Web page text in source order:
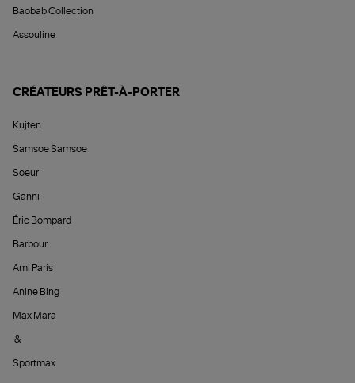
Baobab Collection
Assouline
CRÉATEURS PRÊT-À-PORTER
Kujten
Samsoe Samsoe
Soeur
Ganni
Éric Bompard
Barbour
Ami Paris
Anine Bing
Max Mara
&
Sportmax